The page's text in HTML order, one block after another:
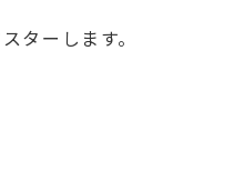
ターします。